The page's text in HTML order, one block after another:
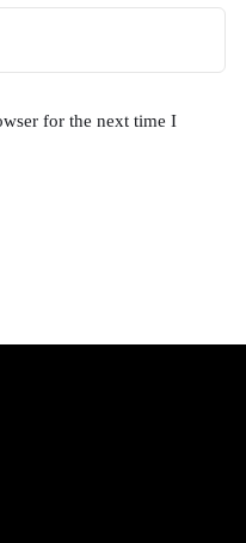
for the next time I